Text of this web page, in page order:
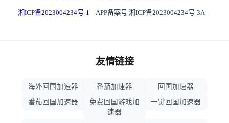
湘ICP备2023004234号-1 APP备案号 湘ICP备2023004234号-3A
友情链接
海外回国加速器 番茄加速器
回国加速器
番茄回国加速器
免费回国游戏加
速器
一键回国加速器